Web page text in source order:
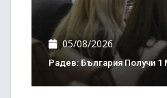
05/08/2026
Радев: България Получи